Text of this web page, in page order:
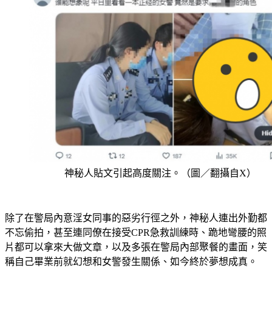
除了在警局內意淫女同事的惡劣行徑之外，神秘人連出外勤都
不忘偷拍，甚至連同僚在接受CPR急救訓練時、跪地彎腰的照
片都可以拿來大做文章，以及多張在警局內部聚餐的畫面，笑